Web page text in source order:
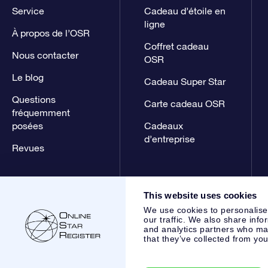
This website uses cookies
We use cookies to
our traffic. We also share
and analytics partners who
that they’ve collected from
Service
À propos de l’OSR
Nous contacter
Le blog
Questions
fréquemment
posées
Revues
Cadeau d’étoile en
ligne
Coffret cadeau
OSR
Cadeau Super Star
Carte cadeau OSR
Cadeaux
d’entreprise